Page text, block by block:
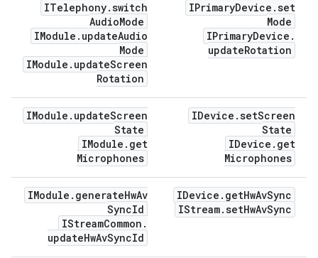
IPrimaryDevice .set
Mode
IPrimaryDevice .
updateRotation
ITelephony.switch
AudioMode
IModule . updateAudio
Mode
IModule . updateScreen
Rotation
IDevice .setScreen
State
IDevice . get
Microphones
IModule . updateScreen
State
IModule . get
Microphones
IDevice . getHwAvSync
IStream.setHwAvSync
IModule . generateHwAv
SyncId
IStreamCommon .
updateHwAvSyncId